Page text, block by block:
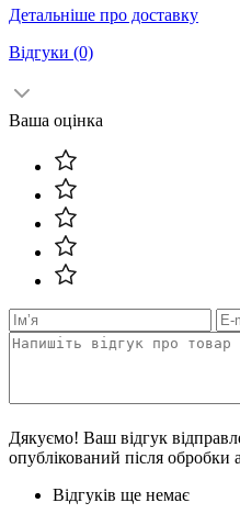
Детальніше про доставку
Відгуки (0)
Ваша оцінка
Дякуємо! Ваш відгук
опублікований після обробки
Відгуків ще немає